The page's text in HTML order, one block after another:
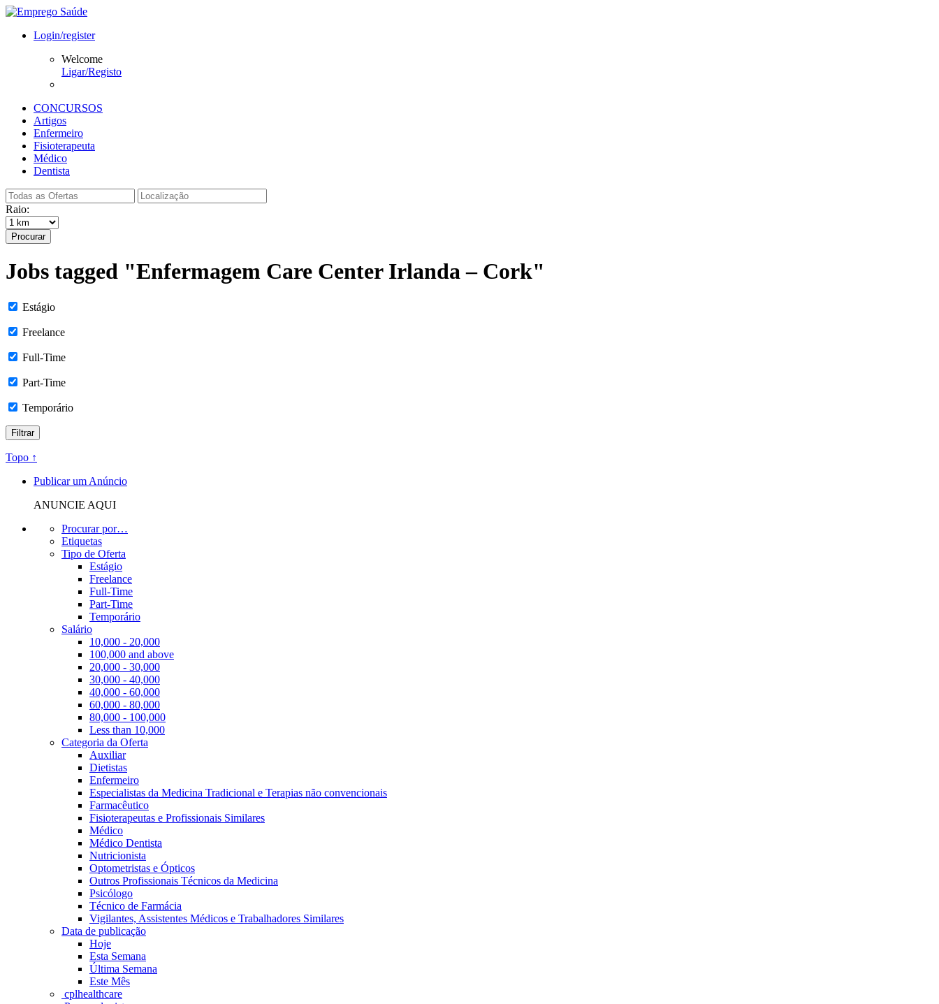
Login/register
Welcome
Ligar/Registo
CONCURSOS
Artigos
Enfermeiro
Fisioterapeuta
Médico
Dentista
Raio:
Procurar
Jobs tagged "Enfermagem Care Center Irlanda – Cork"
Estágio
Freelance
Full-Time
Part-Time
Temporário
Topo ↑
Publicar um Anúncio
ANUNCIE AQUI
Procurar por…
Etiquetas
Tipo de Oferta
Estágio
Freelance
Full-Time
Part-Time
Temporário
Salário
10,000 - 20,000
100,000 and above
20,000 - 30,000
30,000 - 40,000
40,000 - 60,000
60,000 - 80,000
80,000 - 100,000
Less than 10,000
Categoria da Oferta
Auxiliar
Dietistas
Enfermeiro
Especialistas da Medicina Tradicional e Terapias não convencionais
Farmacêutico
Fisioterapeutas e Profissionais Similares
Médico
Médico Dentista
Nutricionista
Optometristas e Ópticos
Outros Profissionais Técnicos da Medicina
Psicólogo
Técnico de Farmácia
Vigilantes, Assistentes Médicos e Trabalhadores Similares
Data de publicação
Hoje
Esta Semana
Última Semana
Este Mês
‎ cplhealthcare‬